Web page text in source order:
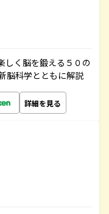
しく脳を鍛える５０の
脳科学とともに解説
詳細を見る